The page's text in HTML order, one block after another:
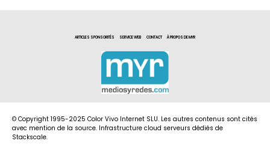
ARTICLES SPONSORITÉS SERVICE WEB CONTACT À PROPOS DE MYR
© Copyright 1995-2025 Color Vivo Internet SLU. Les autres contenus sont cités
avec mention de la source. Infrastructure cloud serveurs dédiés de
Stackscale.